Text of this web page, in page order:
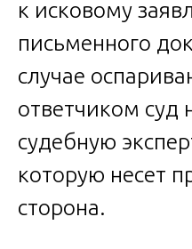
к исковому
письменного
случае
ответчиком суд
судебную
которую несет
сторона.